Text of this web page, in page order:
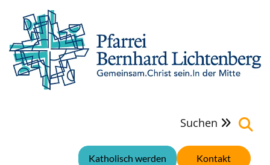
Suchen 
Kontakt
Katholisch werden